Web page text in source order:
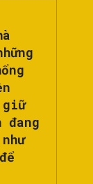
đang